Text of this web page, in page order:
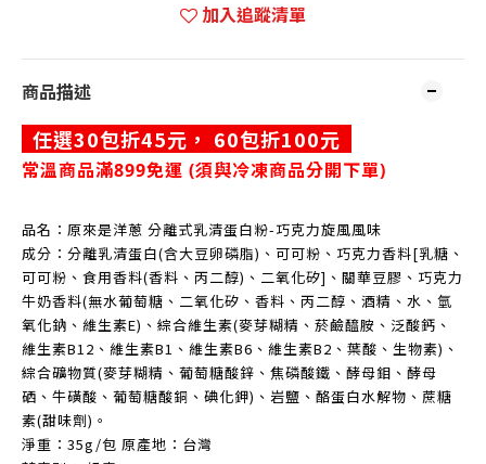
加入追蹤清單
商品描述
任選30包折45元， 60包折100元
常溫商品滿899免運 (須與冷凍商品分開下單)
品名：原來是洋蔥 分離式乳清蛋白粉-巧克力旋風風味
成分：分離乳清蛋白(含大豆卵磷脂)、可可粉、巧克力香料[乳糖、
可可粉、食用香料(香料、丙二醇)、二氧化矽]、關華豆膠、巧克力
牛奶香料(無水葡萄糖、二氧化矽、香料、丙二醇、酒精、水、氫
氧化鈉、維生素E)、綜合維生素(麥芽糊精、菸鹼醯胺、泛酸鈣、
維生素B12、維生素B1、維生素B6、維生素B2、葉酸、生物素)、
綜合礦物質(麥芽糊精、葡萄糖酸鋅、焦磷酸鐵、酵母鉬、酵母
硒、牛磺酸、葡萄糖酸銅、碘化鉀)、岩鹽、酪蛋白水解物、蔗糖
素(甜味劑)。
淨重：35g/包 原產地：台灣